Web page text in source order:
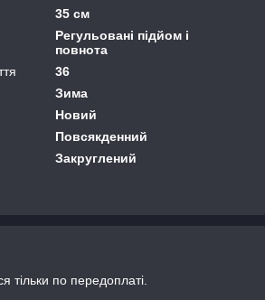
35 см
Регульовані підйом і
повнота
36
Зима
Новий
Повсякденний
Закруглений
тільки по передоплаті.